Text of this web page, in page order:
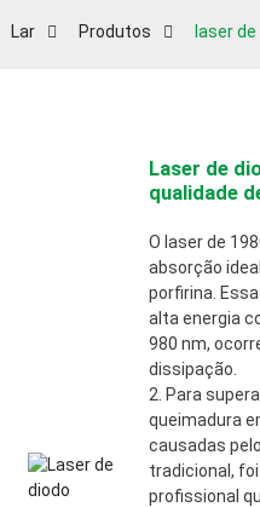
Lar Produtos laser
Laser de
qualidade
O laser de
absorção
porfirina.
alta energia
980 nm,
dissipação.
2. Para
queimadura
causadas
tradicional,
profissional